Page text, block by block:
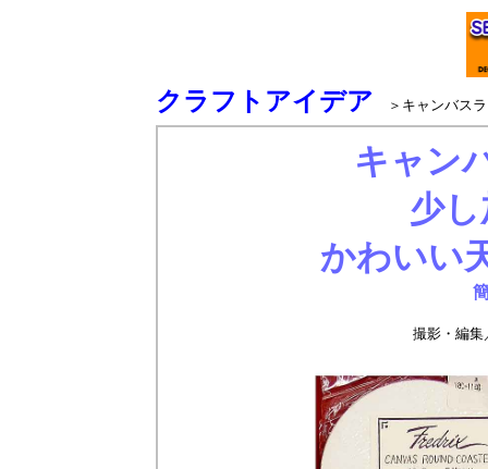
クラフトアイデア ＞キャンバスラ
キャン
少
かわいい
撮影・編集